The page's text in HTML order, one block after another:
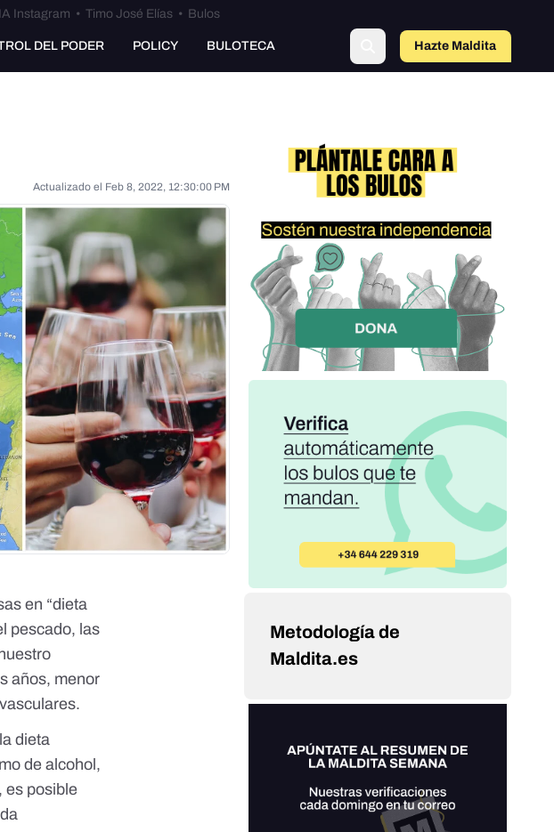
Instagram • Timo José Elías • Bulos
DEL PODER POLICY BULOTECA Hazte Maldito
Actualizado el Feb 8, 2022, 12:30:00 PM
en “dieta
pescado, las
años, menor
.
dieta
de alcohol,
es posible
Metodología de
Maldita.es